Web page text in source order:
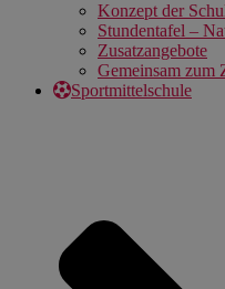
Konzept der
Stundentafel –
Zusatzangebote
Gemeinsam zum
Sportmittelschule